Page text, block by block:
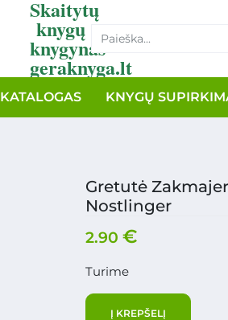
Skaitytų
knygų
knygynas
geraknyga.lt
KATALOGAS KNYGŲ
Gretutė
Nostlinger
2.90 €
Turime
Į KREPŠELĮ